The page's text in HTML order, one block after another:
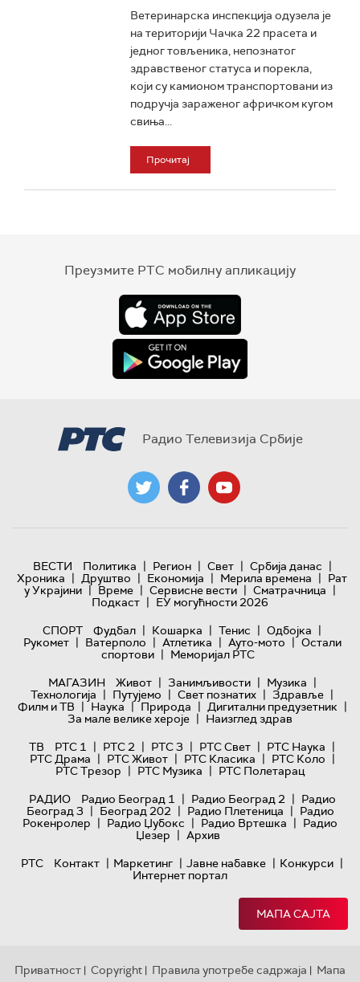
Ветеринарска инспекција одузела је
на територији Чачка 22 прасета и
једног товљеника, непознатог
здравственог статуса и порекла,
који су камионом транспортовани из
подручја зараженог афричком кугом
свиња...
Прочитај
Преузмите РТС мобилну апликацију
Радио Телевизија Србије
ВЕСТИ Политика | Регион | Свет | Србија данас |
Хроника | Друштво | Економија | Мерила времена | Рат
у Украјини | Време | Сервисне вести | Сматрачница |
Подкаст | ЕУ могућности 2026
СПОРТ
Фудбал | Кошарка | Тенис | Одбојка |
Рукомет | Ватерполо | Атлетика | Ауто-мото | Остали
спортови | Меморијал РТС
МАГАЗИН
Живот | Занимљивости | Музика |
Технологијa | Путујемо | Свет познатих | Здравље |
Филм и ТВ | Наука | Природа | Дигитални предузетник |
За мале велике хероје | Наизглед здрав
ТВ
РТС 1 | РТС 2 | РТС 3 | РТС Свет | РТС Наука |
РТС Драма | РТС Живот | РТС Класика | РТС Коло |
РТС Трезор | РТС Музика | РТС Полетарац
РАДИО
Радио Београд 1 | Радио Београд 2 | Радио
Београд 3 | Београд 202 | Радио Плетеница | Радио
Рокенролер | Радио Џубокс | Радио Вртешка | Радио
Џезер | Архив
РТС
Контакт | Маркетинг | Јавне набавке | Конкурси |
Интернет портал
МАПА САЈТА
Приватност | Copyright | Правила употребе садржаја | Мапа